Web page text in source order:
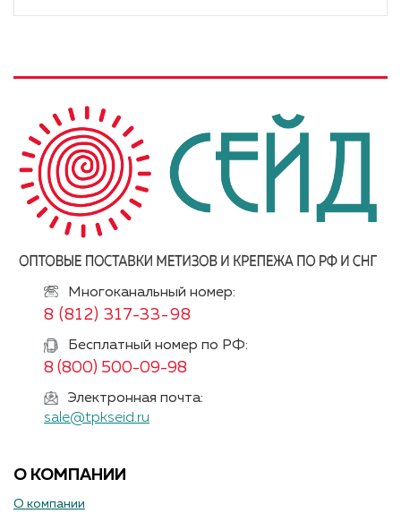
Многоканальный номер:
8 (812) 317-33-98
Бесплатный номер по РФ:
8 (800) 500-09-98
Электронная почта:
sale@tpkseid.ru
О КОМПАНИИ
О компании